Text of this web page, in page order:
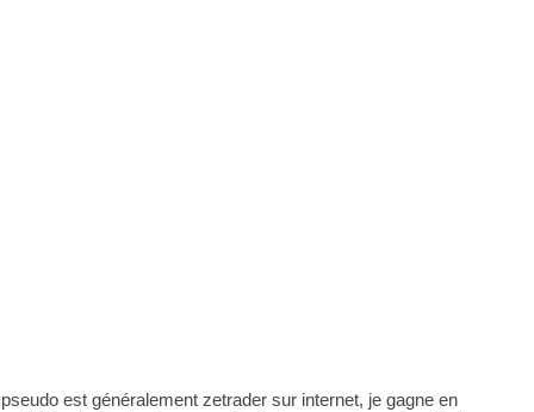
est généralement zetrader sur internet, je gagne en